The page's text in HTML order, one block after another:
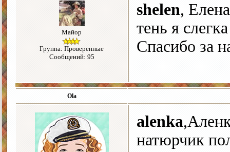
Майор
Группа: Проверенные
Сообщений: 95
shelen,
тень я
Спасибо за
Ola
alenka
натюрчик